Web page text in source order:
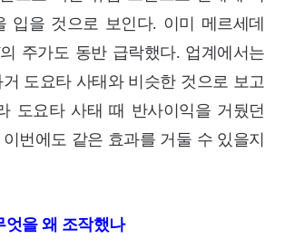
입을 것으로 보인다. 이미 메르세데
주가도 동반 급락했다. 업계에서는
도요타 사태와 비슷한 것으로 보고
도요타 사태 때 반사이익을 거뒀던
번에도 같은 효과를 거둘 수 있을지
을 왜 조작했나